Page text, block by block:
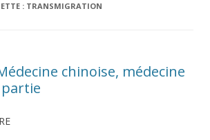
: TRANSMIGRATION
Médecine chinoise, médecine